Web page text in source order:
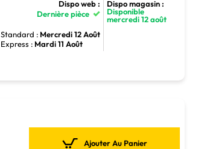
Dispo web :
Dernière pièce
Standard : Mercredi 12 Août
Express : Mardi 11 Août
Dispo magasin :
Disponible
mercredi 12 août
Ajouter Au Panier